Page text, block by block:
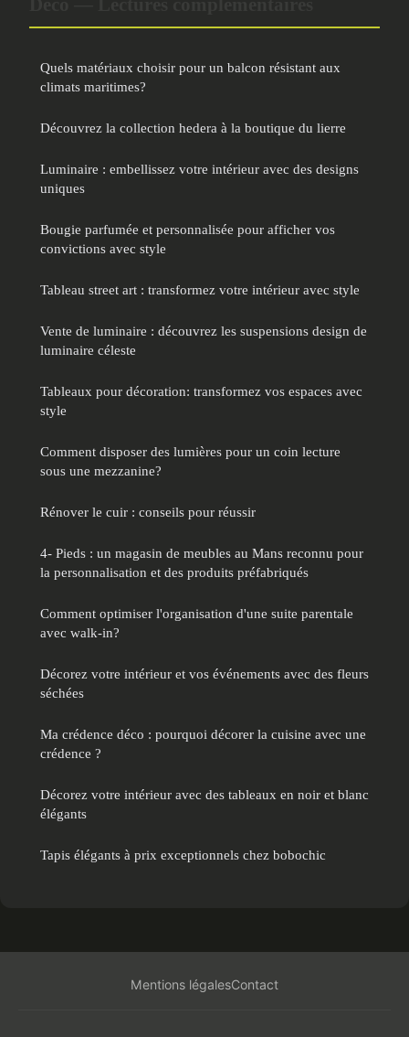
Quels matériaux choisir pour un balcon résistant aux
climats maritimes?
Découvrez la collection hedera à la boutique du lierre
Luminaire : embellissez votre intérieur avec des designs
uniques
Bougie parfumée et personnalisée pour afficher vos
convictions avec style
Tableau street art : transformez votre intérieur avec style
Vente de luminaire : découvrez les suspensions design de
luminaire céleste
Tableaux pour décoration: transformez vos espaces avec
style
Comment disposer des lumières pour un coin lecture
sous une mezzanine?
Rénover le cuir : conseils pour réussir
4- Pieds : un magasin de meubles au Mans reconnu pour
la personnalisation et des produits préfabriqués
Comment optimiser l'organisation d'une suite parentale
avec walk-in?
Décorez votre intérieur et vos événements avec des fleurs
séchées
Ma crédence déco : pourquoi décorer la cuisine avec une
crédence ?
Décorez votre intérieur avec des tableaux en noir et blanc
élégants
Tapis élégants à prix exceptionnels chez bobochic
Mentions légalesContact